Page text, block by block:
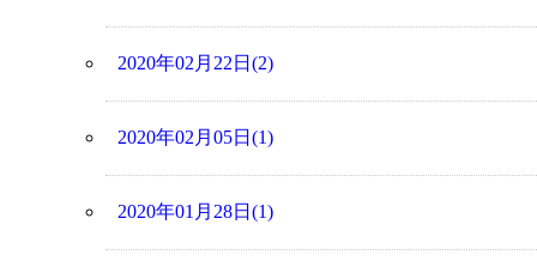
2020年02月22日(2)
2020年02月05日(1)
2020年01月28日(1)